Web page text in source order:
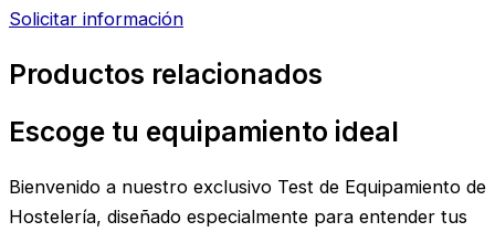
Solicitar información
Productos relacionados
Escoge tu equipamiento ideal
Bienvenido a nuestro exclusivo Test de Equipamiento de
Hostelería, diseñado especialmente para entender tus